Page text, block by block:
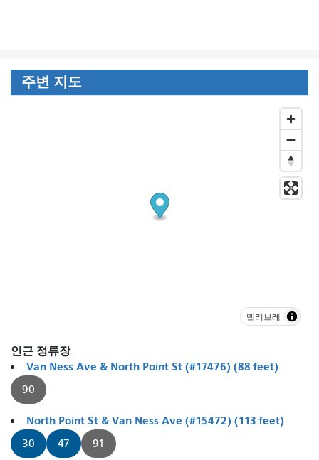
주변 지도
맵리브레
인근 정류장
Van Ness Ave & North Point St (#17476) (88 feet)
90
North Point St & Van Ness Ave (#15472) (113 feet)
30 47 91